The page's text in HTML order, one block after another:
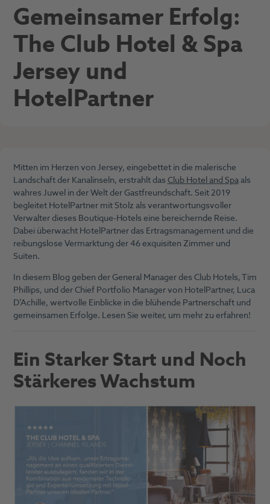
Gemeinsamer Erfolg:
The Club Hotel & Spa
Jersey und
HotelPartner
Mitten im Herzen von Jersey, eingebettet in die malerische
Landschaft der Kanalinseln, erstrahlt dasClub Hotel and Spaals
wahres Juwel in der Welt der Gastfreundschaft. Seit 2019
begleitet HotelPartner mit Stolz als verantwortungsvoller
Verwalter dieses Boutique-Hotels eine bereichernde Reise.
Dabei überwacht HotelPartner das Ertragsmanagement und die
reibungslose Vermarktung der 46 exquisiten Zimmer und
Suiten.
In diesem Blog geben der General Manager des Club Hotels, Tim
Phillips, und der Chief Portfolio Manager von HotelPartner, Luca
D’Achille, wertvolle Einblicke in die blühende Partnerschaft und
gemeinsamen Erfolge. Lesen Sie weiter, um mehr zu erfahren!
Ein Starker Start und Noch
Stärkeres Wachstum